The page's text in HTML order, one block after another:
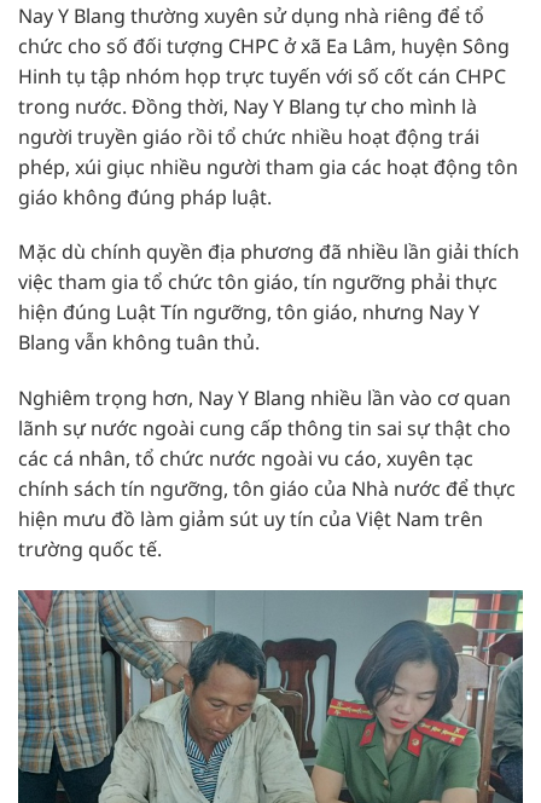
Nay Y Blang thường xuyên sử dụng nhà riêng để tổ
chức cho số đối tượng CHPC ở xã Ea Lâm, huyện Sông
Hinh tụ tập nhóm họp trực tuyến với số cốt cán CHPC
trong nước. Đồng thời, Nay Y Blang tự cho mình là
người truyền giáo rồi tổ chức nhiều hoạt động trái
phép, xúi giục nhiều người tham gia các hoạt động tôn
giáo không đúng pháp luật.
Mặc dù chính quyền địa phương đã nhiều lần giải thích
việc tham gia tổ chức tôn giáo, tín ngưỡng phải thực
hiện đúng Luật Tín ngưỡng, tôn giáo, nhưng Nay Y
Blang vẫn không tuân thủ.
Nghiêm trọng hơn, Nay Y Blang nhiều lần vào cơ quan
lãnh sự nước ngoài cung cấp thông tin sai sự thật cho
các cá nhân, tổ chức nước ngoài vu cáo, xuyên tạc
chính sách tín ngưỡng, tôn giáo của Nhà nước để thực
hiện mưu đồ làm giảm sút uy tín của Việt Nam trên
trường quốc tế.